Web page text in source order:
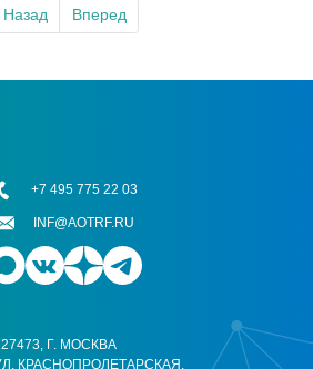
Назад Вперед
Г. МОСКВА
КРАСНОПРОЛЕТАРСКАЯ,
+7 495 775 22 03
INF@AOTRF.RU